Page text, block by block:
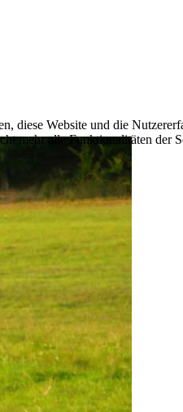
diese Website und die
mehr alle Funktionalitäten der